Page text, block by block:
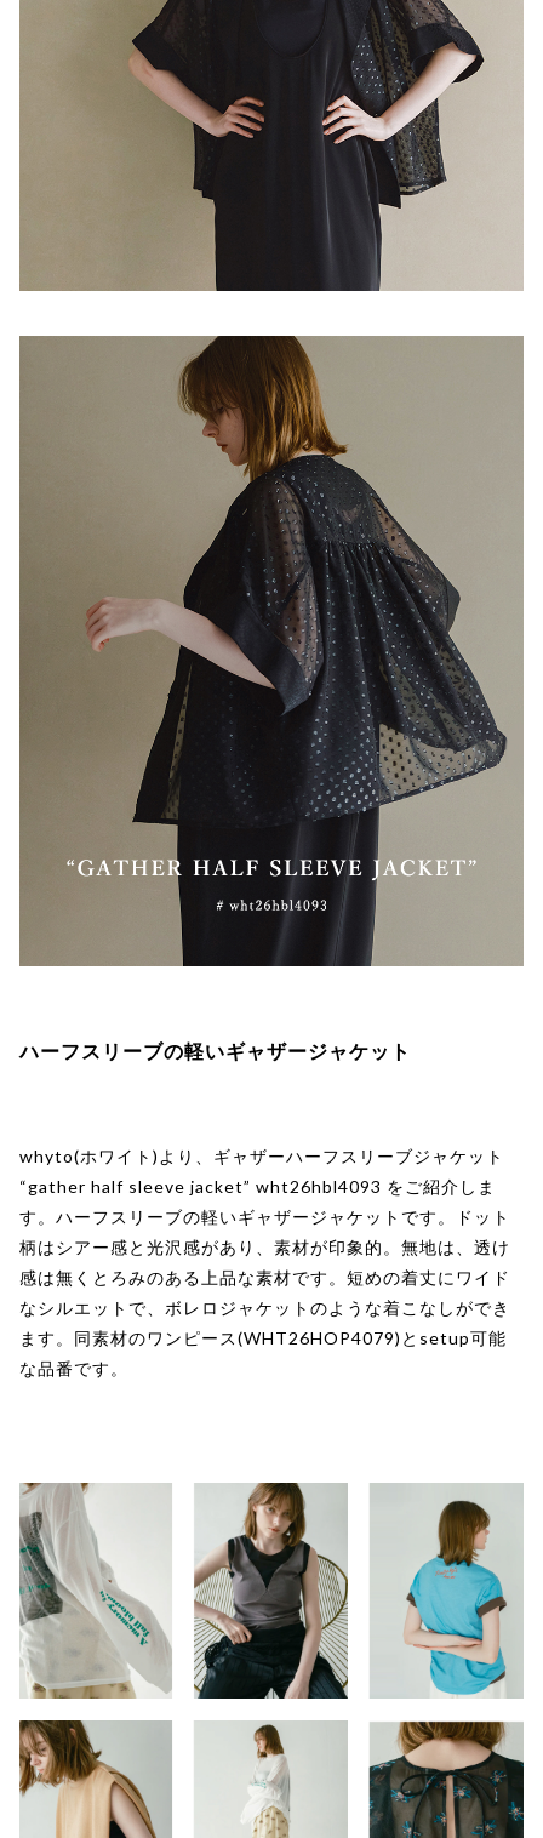
ハーフスリーブの軽いギャザージャケット
whyto(ホワイト)より、ギャザーハーフスリーブジャケット
“gather half sleeve jacket” wht26hbl4093 をご紹介しま
す。ハーフスリーブの軽いギャザージャケットです。ドット
柄はシアー感と光沢感があり、素材が印象的。無地は、透け
感は無くとろみのある上品な素材です。短めの着丈にワイド
なシルエットで、ボレロジャケットのような着こなしができ
ます。同素材のワンピース(WHT26HOP4079)とsetup可能
な品番です。